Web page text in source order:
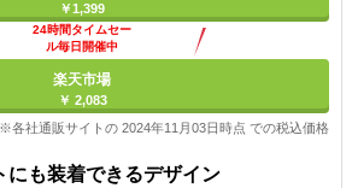
￥1,399
24時間タイムセー
ル毎日開催中
楽天市場
￥ 2,083
※各社通販サイトの 2024年11月03日時点 での税込価格
にも装着できるデザイン